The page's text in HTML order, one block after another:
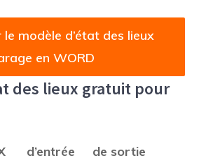
modèle d’état des lieux
en WORD
des lieux gratuit pour
d’entrée de sortie